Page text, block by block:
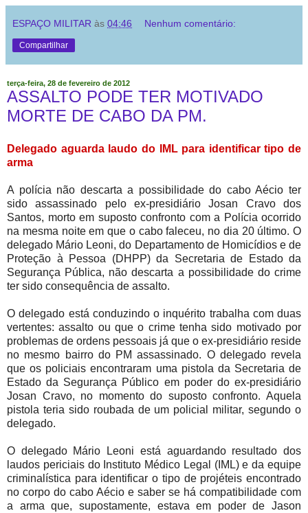
ESPAÇO MILITAR às 04:46 Nenhum comentário:
Compartilhar
terça-feira, 28 de fevereiro de 2012
ASSALTO PODE TER MOTIVADO
MORTE DE CABO DA PM.
Delegado aguarda laudo do IML para identificar tipo de
arma
A polícia não descarta a possibilidade do cabo Aécio ter
sido assassinado pelo ex-presidiário Josan Cravo dos
Santos, morto em suposto confronto com a Polícia ocorrido
na mesma noite em que o cabo faleceu, no dia 20 último. O
delegado Mário Leoni, do Departamento de Homicídios e de
Proteção à Pessoa (DHPP) da Secretaria de Estado da
Segurança Pública, não descarta a possibilidade do crime
ter sido consequência de assalto.
O delegado está conduzindo o inquérito trabalha com duas
vertentes: assalto ou que o crime tenha sido motivado por
problemas de ordens pessoais já que o ex-presidiário reside
no mesmo bairro do PM assassinado. O delegado revela
que os policiais encontraram uma pistola da Secretaria de
Estado da Segurança Público em poder do ex-presidiário
Josan Cravo, no momento do suposto confronto. Aquela
pistola teria sido roubada de um policial militar, segundo o
delegado.
O delegado Mário Leoni está aguardando resultado dos
laudos periciais do Instituto Médico Legal (IML) e da equipe
criminalística para identificar o tipo de projéteis encontrado
no corpo do cabo Aécio e saber se há compatibilidade com
a arma que, supostamente, estava em poder de Jason